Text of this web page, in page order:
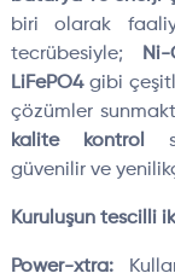
biri olarak
tecrübesiyle;
LiFePO4gibi
çözümler
kalite kontrol
güvenilir ve
Kuruluşun tescilli
Power-xtra: